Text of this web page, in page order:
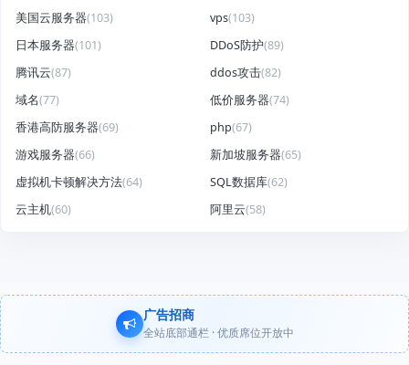
美国云服务器(103) vps(103)
日本服务器(101) DDoS防护(89)
腾讯云(87) ddos攻击(82)
域名(77) 低价服务器(74)
香港高防服务器(69) php(67)
游戏服务器(66) 新加坡服务器(65)
虚拟机卡顿解决方法(64) SQL数据库(62)
云主机(60) 阿里云(58)
广告招商
全站底部通栏 · 优质席位开放中